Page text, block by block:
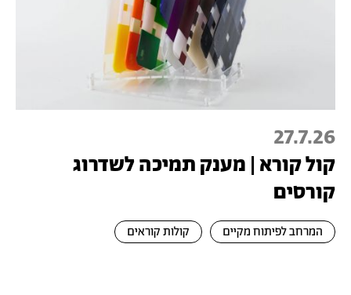
27.7.26
קול קורא | מענק תמיכה לשדרוג
קורסים
המרחב לפיתוח מקיים קולות קוראים